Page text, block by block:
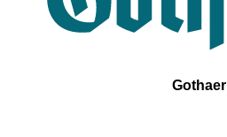
Gothaer